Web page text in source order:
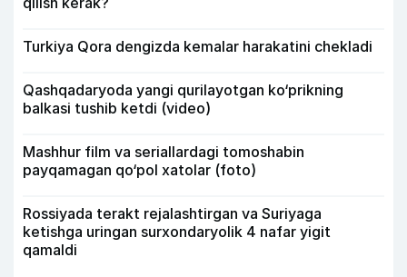
Turkiya Qora dengizda kemalar harakatini chekladi
Qashqadaryoda yangi qurilayotgan ko‘prikning
balkasi tushib ketdi (video)
Mashhur film va seriallardagi tomoshabin
payqamagan qo‘pol xatolar (foto)
Rossiyada terakt rejalashtirgan va Suriyaga
ketishga uringan surxondaryolik 4 nafar yigit
qamaldi